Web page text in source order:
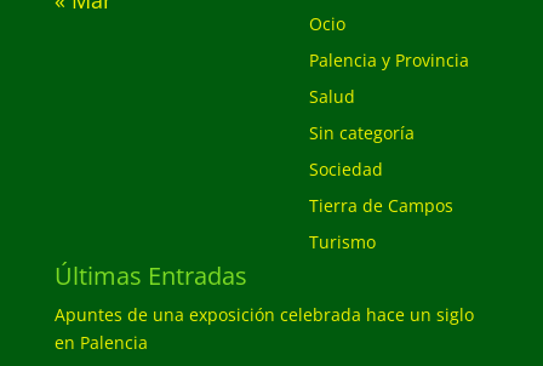
Ocio
Palencia y Provincia
Salud
Sin categoría
Sociedad
Tierra de Campos
Turismo
Últimas Entradas
Apuntes de una exposición celebrada hace un siglo
en Palencia